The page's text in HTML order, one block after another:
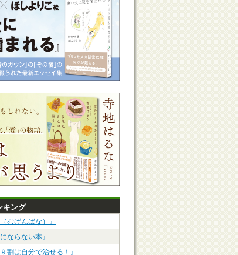
キング
むげんばな）』
ならない本』
９割は自分で治せる！』